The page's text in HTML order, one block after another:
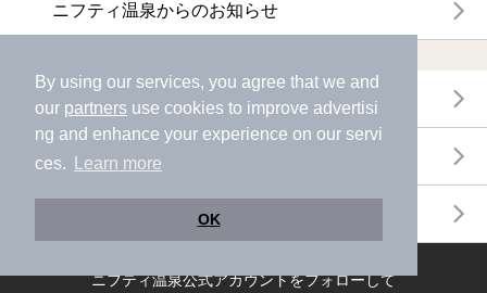
By using our services, you agree that we and
our partners use cookies to improve advertisi
ng and enhance your experience on our servi
ces.
Learn more
OK
ニフティ温泉からのお知らせ
年間温泉ランキング
月間温泉ランキング
ニフティ温泉公式アカウントをフォローして